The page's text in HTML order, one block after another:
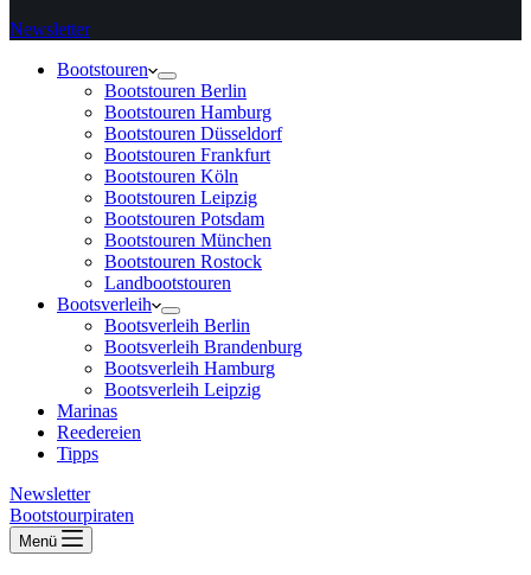
Newsletter
Bootstouren
Bootstouren Berlin
Bootstouren Hamburg
Bootstouren Düsseldorf
Bootstouren Frankfurt
Bootstouren Köln
Bootstouren Leipzig
Bootstouren Potsdam
Bootstouren München
Bootstouren Rostock
Landbootstouren
Bootsverleih
Bootsverleih Berlin
Bootsverleih Brandenburg
Bootsverleih Hamburg
Bootsverleih Leipzig
Marinas
Reedereien
Tipps
Newsletter
Bootstourpiraten
Menü